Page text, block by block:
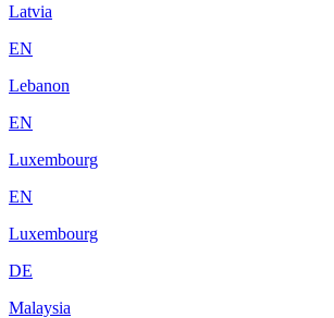
Latvia
EN
Lebanon
EN
Luxembourg
EN
Luxembourg
DE
Malaysia